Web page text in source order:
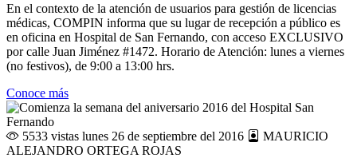
En el contexto de la atención de usuarios para gestión de licencias
médicas, COMPIN informa que su lugar de recepción a público es
en oficina en Hospital de San Fernando, con acceso EXCLUSIVO
por calle Juan Jiménez #1472. Horario de Atención: lunes a viernes
(no festivos), de 9:00 a 13:00 hrs.
Conoce más
5533 vistas lunes 26 de septiembre del 2016
MAURICIO
ALEJANDRO ORTEGA ROJAS